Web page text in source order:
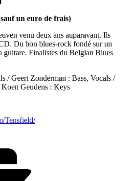
un euro de frais)
venu deux ans auparavant. Ils
Du bon blues-rock fondé sur un
guitare. Finalistes du Belgian Blues
/ Geert Zonderman : Bass, Vocals /
Geudens : Keys
Tensfield/